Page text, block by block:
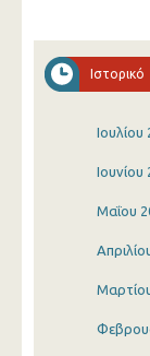
Ιστορικό
Ιουλίου
Ιουνίου
Μαΐου